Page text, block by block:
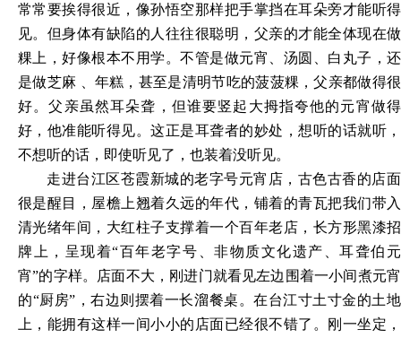
常常要挨得很近，像孙悟空那样把手掌挡在耳朵旁才能听得
见。但身体有缺陷的人往往很聪明，父亲的才能全体现在做
粿上，好像根本不用学。不管是做元宵、汤圆、白丸子，还
是做芝麻
、年糕，甚至是清明节吃的菠菠粿，父亲都做得很
好。父亲虽然耳朵聋，但谁要竖起大拇指夸他的元宵做得
好，他准能听得见。这正是耳聋者的妙处，想听的话就听，
不想听的话，即使听见了，也装着没听见。
走进台江区苍霞新城的老字号元宵店，古色古香的店面
很是醒目，屋檐上翘着久远的年代，铺着的青瓦把我们带入
清光绪年间，大红柱子支撑着一个百年老店，长方形黑漆招
牌上，呈现着“百年老字号、非物质文化遗产、耳聋伯元
宵”的字样。店面不大，刚进门就看见左边围着一小间煮元宵
的“厨房”，右边则摆着一长溜餐桌。在台江寸土寸金的土地
上，能拥有这样一间小小的店面已经很不错了。刚一坐定，